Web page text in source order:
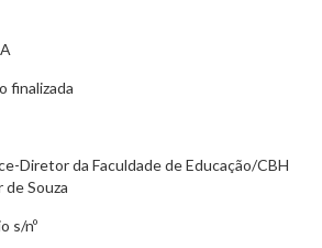
finalizada
Diretor da Faculdade de Educação/CBH
de Souza
s/nº